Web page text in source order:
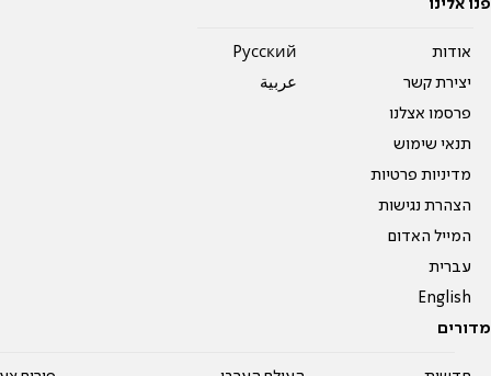
פנו אלינו
אודות
יצירת קשר
פרסמו אצלנו
תנאי שימוש
מדיניות פרטיות
הצהרת נגישות
המייל האדום
עברית
English
Pусский
عربية
מדורים